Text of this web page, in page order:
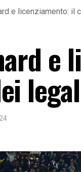
e licenziamento:
e